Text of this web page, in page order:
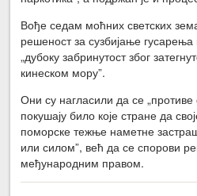
Вође седам моћних светских
решеност за сузбијање
„дубоку забринутост због
кинеском мору”.
Они су нагласили да се
покушају било које стране да
поморске тежње наметне
или силом”, већ да се спорови
међународним правом.